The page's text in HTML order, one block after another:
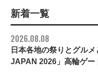
新着一覧
2026.08.08
日本各地の祭りとグル
JAPAN 2026」高輪ゲー